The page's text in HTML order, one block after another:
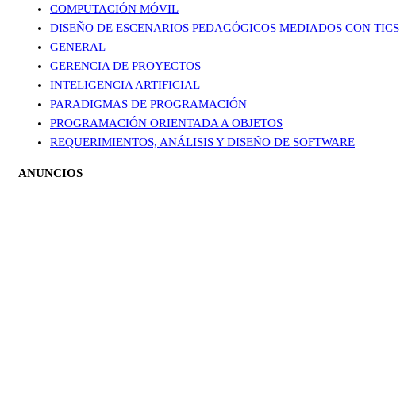
COMPUTACIÓN MÓVIL
DISEÑO DE ESCENARIOS PEDAGÓGICOS MEDIADOS CON TICS
GENERAL
GERENCIA DE PROYECTOS
INTELIGENCIA ARTIFICIAL
PARADIGMAS DE PROGRAMACIÓN
PROGRAMACIÓN ORIENTADA A OBJETOS
REQUERIMIENTOS, ANÁLISIS Y DISEÑO DE SOFTWARE
ANUNCIOS